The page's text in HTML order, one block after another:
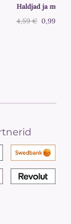
Haldjad ja
4,59 € 0,99 €